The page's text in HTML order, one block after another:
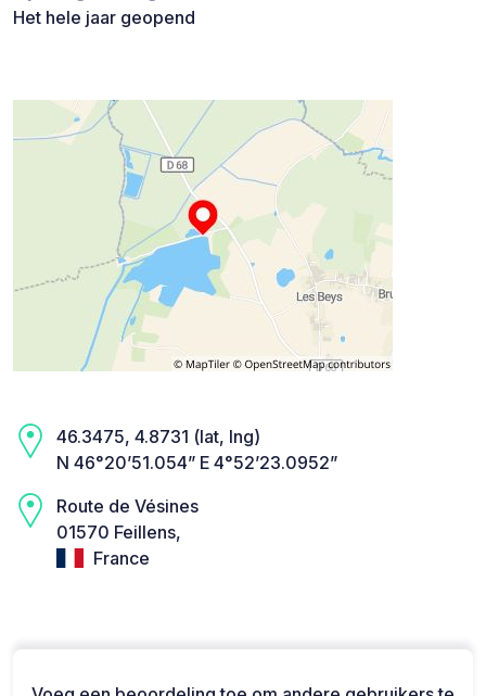
Het hele jaar geopend
46.3475, 4.8731 (lat, lng)
N 46°20’51.054” E 4°52’23.0952”
Route de Vésines
01570 Feillens,
France